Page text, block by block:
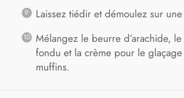
Laissez tiédir et démoulez sur
Mélangez le beurre d’arachide,
fondu et la crème pour le
muffins.